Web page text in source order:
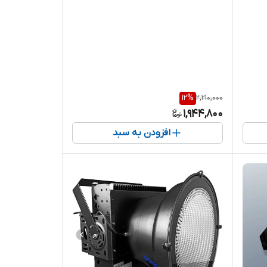
2,210,000
12%
1,944,800
افزودن به سبد